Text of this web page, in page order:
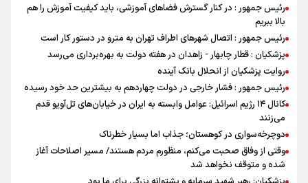
رئیس جمهور : در کنار گسترش فضاهای آموزشی، باید کیفیت آموزش را هم
بالا ببریم
رئیس جمهور : اتصال شهرهای اطراف تهران به مترو در دستور کار است
پزشکیان : قطار چابهار - زاهدان در هفته دولت به بهره‌برداری می‌رسد
روایت پزشکیان از انحلال بانک آینده
رئیس جمهور : فشار خارجی در دولت چهاردهم به بیشترین حد خود رسیده
کانال ۱۴ رژیم اسرائیل: عوامل وابسته به ایران در خیابان‌های تل‌آویو قدم
می‌زنند
دوچرخه‌سواری در کوهستان؛ جذاب اما بسیار خطرناک
وقتی از وفاق صحبت می‌کنم، منظورم مردم هستند/ مسیر اصلاحات آغاز
شده و متوقف نخواهد شد